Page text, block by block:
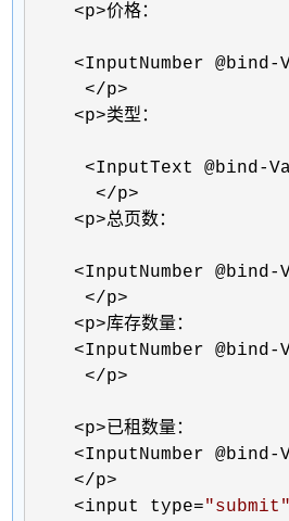
    <p>
价格：
<InputNumber
     </p>
    <p>
类型：
<InputText @bind-
      </p>
    <p>
总页数：
<InputNumber
     </p>
    <p>
库存数量：
<InputNumber
     </p>
    <p>
已租数量：
<InputNumber @bind-
    </p>
    <input type=
"submit "